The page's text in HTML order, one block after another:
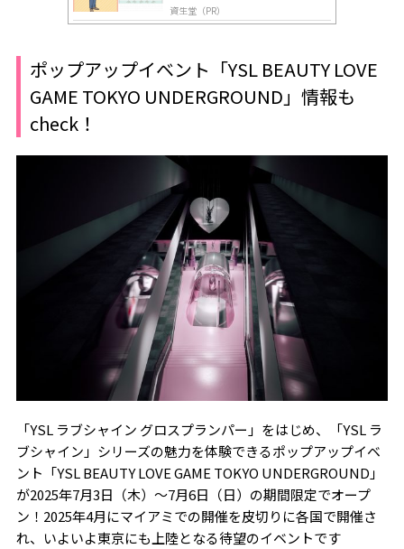
資生堂（PR）
ポップアップイベント「YSL BEAUTY LOVE
GAME TOKYO UNDERGROUND」情報も
check！
「YSL ラブシャイン グロスプランパー」をはじめ、「YSL ラ
ブシャイン」シリーズの魅力を体験できるポップアップイベ
ント「YSL BEAUTY LOVE GAME TOKYO UNDERGROUND」
が2025年7月3日（木）～7月6日（日）の期間限定でオープ
ン！2025年4月にマイアミでの開催を皮切りに各国で開催さ
れ、いよいよ東京にも上陸となる待望のイベントです